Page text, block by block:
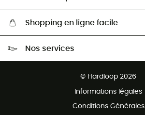
Shopping en ligne facile
Nos services
© Hardloop 2026
Informations légales
Conditions Générales